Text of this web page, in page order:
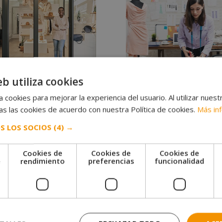
1.560,00€.780,00€.
Superior en
Diseño, Montaje
€El
original
era:
1.190,00€.
595,00€El
actual
es:
595,00€.
Moda
1.190,00
El
precio
1.190,00€.
595,00 € El
precio
595,00€.
utiliza cookies
cookies para mejorar la experiencia del usuario. Al utilizar
las cookies de acuerdo con nuestra Política de cookies. Más
LOS SOCIOS (4) →
Cookies de
rendimiento
Cookies de
preferencias
Cookies de
funcionalidad